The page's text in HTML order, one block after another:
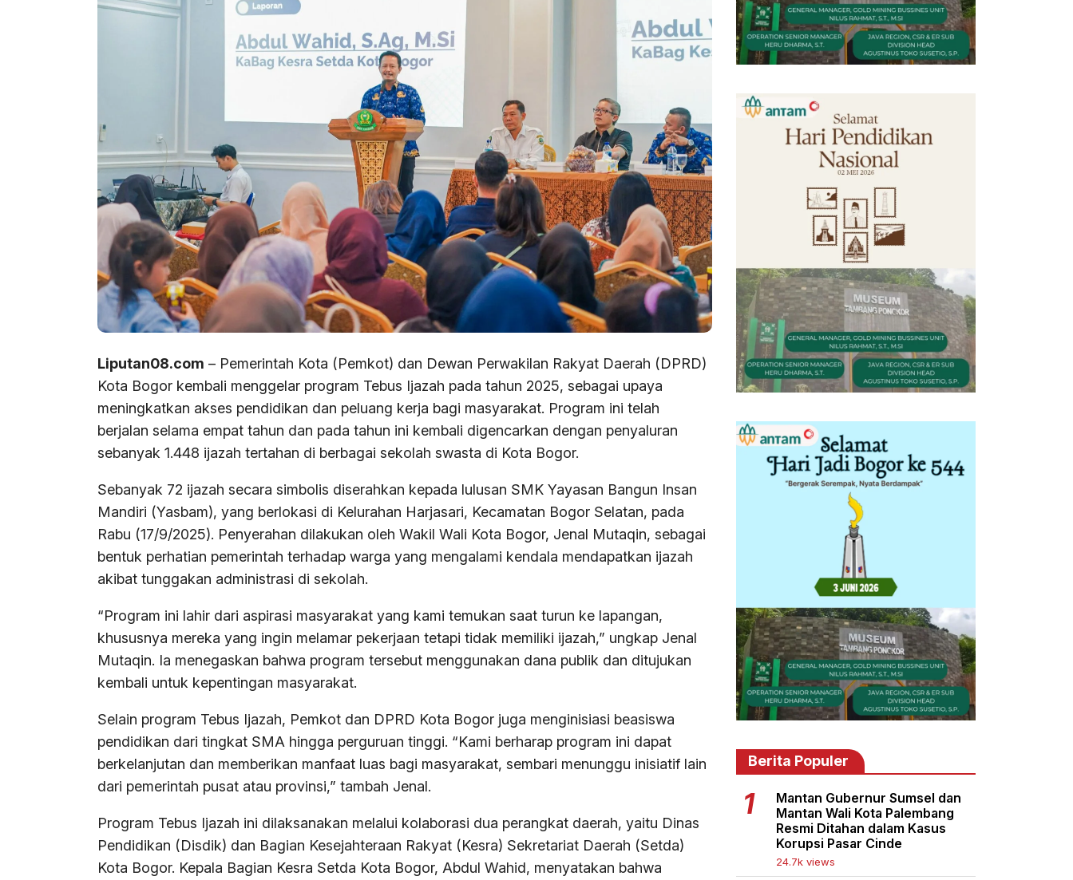
Liputan08.com – Pemerintah Kota (Pemkot) dan Dewan Perwakilan Rakyat Daerah (DPRD)
Kota Bogor kembali menggelar program Tebus Ijazah pada tahun 2025, sebagai upaya
meningkatkan akses pendidikan dan peluang kerja bagi masyarakat. Program ini telah
berjalan selama empat tahun dan pada tahun ini kembali digencarkan dengan penyaluran
sebanyak 1.448 ijazah tertahan di berbagai sekolah swasta di Kota Bogor.
Sebanyak 72 ijazah secara simbolis diserahkan kepada lulusan SMK Yayasan Bangun Insan
Mandiri (Yasbam), yang berlokasi di Kelurahan Harjasari, Kecamatan Bogor Selatan, pada
Rabu (17/9/2025). Penyerahan dilakukan oleh Wakil Wali Kota Bogor, Jenal Mutaqin, sebagai
bentuk perhatian pemerintah terhadap warga yang mengalami kendala mendapatkan ijazah
akibat tunggakan administrasi di sekolah.
“Program ini lahir dari aspirasi masyarakat yang kami temukan saat turun ke lapangan,
khususnya mereka yang ingin melamar pekerjaan tetapi tidak memiliki ijazah,” ungkap Jenal
Mutaqin. Ia menegaskan bahwa program tersebut menggunakan dana publik dan ditujukan
kembali untuk kepentingan masyarakat.
Selain program Tebus Ijazah, Pemkot dan DPRD Kota Bogor juga menginisiasi beasiswa
pendidikan dari tingkat SMA hingga perguruan tinggi. “Kami berharap program ini dapat
berkelanjutan dan memberikan manfaat luas bagi masyarakat, sembari menunggu inisiatif lain
dari pemerintah pusat atau provinsi,” tambah Jenal.
Program Tebus Ijazah ini dilaksanakan melalui kolaborasi dua perangkat daerah, yaitu Dinas
Pendidikan (Disdik) dan Bagian Kesejahteraan Rakyat (Kesra) Sekretariat Daerah (Setda)
Kota Bogor. Kepala Bagian Kesra Setda Kota Bogor, Abdul Wahid, menyatakan bahwa
Berita Populer
Mantan Gubernur Sumsel dan
Mantan Wali Kota Palembang
Resmi Ditahan dalam Kasus
Korupsi Pasar Cinde
24.7k views